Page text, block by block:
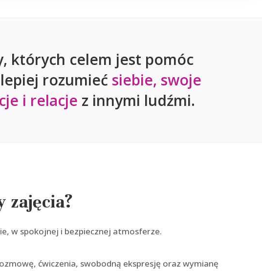
których celem jest pomóc
rozumieć siebie, swoje
i relacje z innymi ludźmi.
zajęcia?
w spokojnej i bezpiecznej atmosferze.
ćwiczenia, swobodną ekspresję oraz wymianę